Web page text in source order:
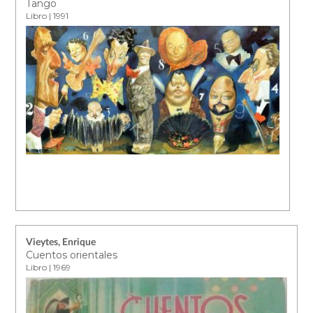
Tango
Libro | 1991
Vieytes, Enrique
Cuentos orientales
Libro | 1969